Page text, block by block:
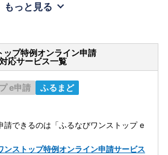
もっと見る
ップ特例オンライン申請
対応サービス一覧
e申請
ふるまど
請できるのは「ふるなびワンストップ e
ンストップ特例オンライン申請サービス